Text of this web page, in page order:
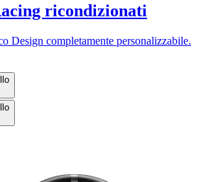
ricondizionati
Design completamente personalizzabile.